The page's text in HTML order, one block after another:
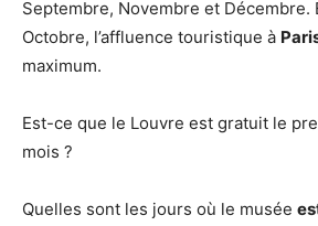
Septembre, Novembre et Décembre.
Octobre, l’affluence touristique à
maximum.
Est-ce que le Louvre est gratuit le
mois ?
Quelles sont les jours où le musée